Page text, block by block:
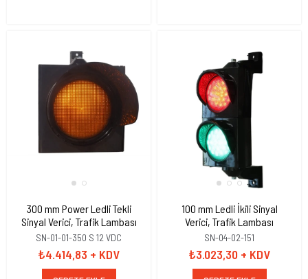
300 mm Power Ledli Tekli
Sinyal Verici, Trafik Lambası
SN-01-01-350 S 12 VDC
₺4.414,83 + KDV
100 mm Ledli İkili Sinyal
Verici, Trafik Lambası
SN-04-02-151
₺3.023,30 + KDV